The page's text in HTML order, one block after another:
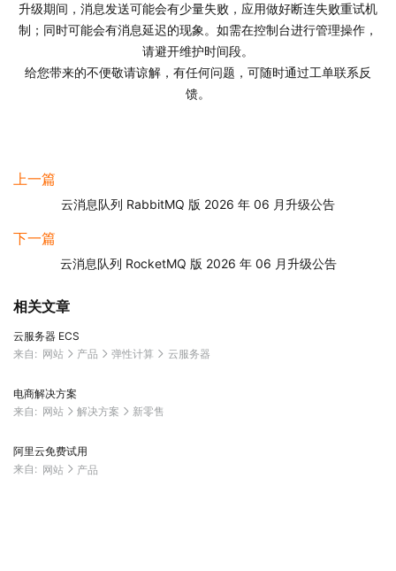
升级期间，消息发送可能会有少量失败，应用做好断连失败重试机
制；同时可能会有消息延迟的现象。如需在控制台进行管理操作，
请避开维护时间段。
给您带来的不便敬请谅解，有任何问题，可随时通过工单联系反
馈。
上一篇
云消息队列 RabbitMQ 版 2026 年 06 月升级公告
下一篇
云消息队列 RocketMQ 版 2026 年 06 月升级公告
相关文章
云服务器 ECS
来自: 网站 产品 弹性计算 云服务器
电商解决方案
来自: 网站 解决方案 新零售
阿里云免费试用
来自: 网站 产品